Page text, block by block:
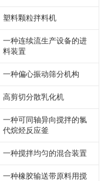
塑料颗粒拌料机
一种连续流生产设备的进
料装置
一种偏心振动筛分机构
高剪切分散乳化机
一种可同轴异向搅拌的氯
代烷烃反应釜
一种搅拌均匀的混合装置
一种橡胶输送带原料用搅